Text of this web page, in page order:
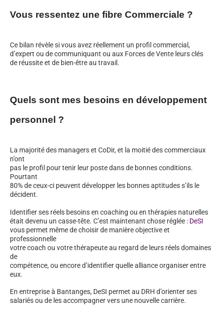
Vous ressentez une fibre Commerciale ?
Ce bilan révèle si vous avez réellement un profil commercial,
d’expert ou de communiquant ou aux Forces de Vente leurs clés
de réussite et de bien-être au travail.
Quels sont mes besoins en développement
personnel ?
La majorité des managers et CoDir, et la moitié des commerciaux
n’ont
pas le profil pour tenir leur poste dans de bonnes conditions.
Pourtant
80% de ceux-ci peuvent développer les bonnes aptitudes s’ils le
décident.
Identifier ses réels besoins en coaching ou en thérapies naturelles
était devenu un casse-tête. C’est maintenant chose réglée : DeSI
vous permet même de choisir de manière objective et
professionnelle
votre coach ou votre thérapeute au regard de leurs réels domaines
de
compétence, ou encore d’identifier quelle alliance organiser entre
eux.
En entreprise à Bantanges, DeSI permet au DRH d’orienter ses
salariés ou de les accompagner vers une nouvelle carrière.